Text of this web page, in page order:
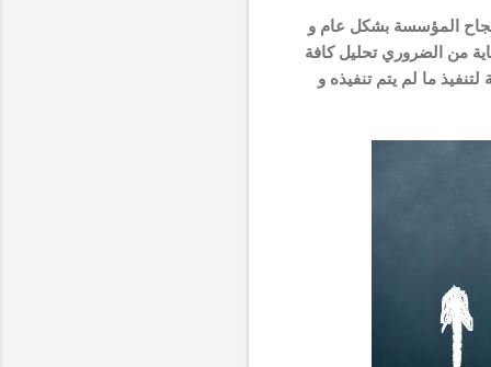
نجاح المؤسسة بشكل عام و
من الضروري تحليل كافة
ما لم يتم تنفيذه و